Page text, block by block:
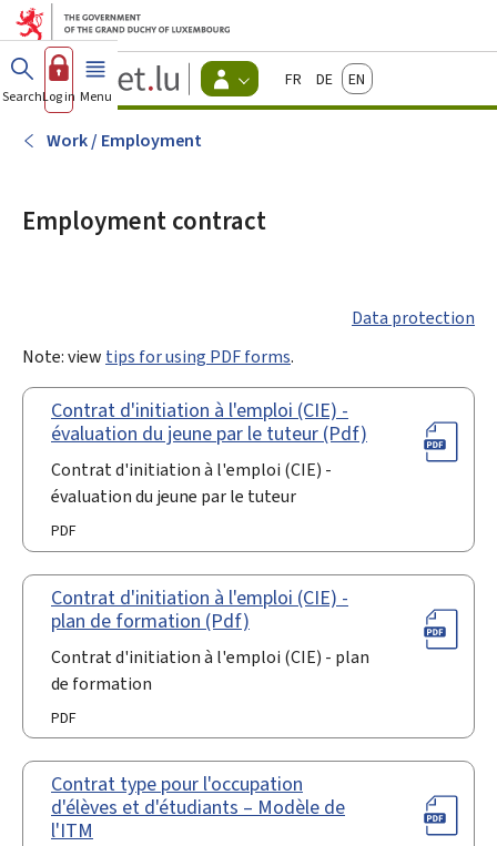
Go to main menu
Go to content
Guichet.lu
Changer
d'espace
FrançaisDeutschEnglish
SearchLog in Menu main
Work / Employment
Employment contract
Data protection
Note: view tips for using PDF forms.
Contrat d'initiation à l'emploi (CIE) -
évaluation du jeune par le tuteur (Pdf)
Contrat d'initiation à l'emploi (CIE) -
évaluation du jeune par le tuteur
PDF
Contrat d'initiation à l'emploi (CIE) -
plan de formation (Pdf)
Contrat d'initiation à l'emploi (CIE) - plan
de formation
PDF
Contrat type pour l'occupation
d'élèves et d'étudiants – Modèle de
l'ITM